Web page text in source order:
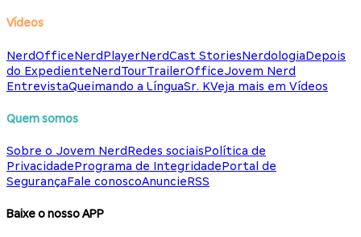
Vídeos
NerdOfficeNerdPlayerNerdCast StoriesNerdologiaDepois
do ExpedienteNerdTourTrailerOfficeJovem Nerd
EntrevistaQueimando a LínguaSr. KVeja mais em Vídeos
Quem somos
Sobre o Jovem NerdRedes sociaisPolítica de
PrivacidadePrograma de IntegridadePortal de
SegurançaFale conoscoAnuncieRSS
Baixe o nosso APP